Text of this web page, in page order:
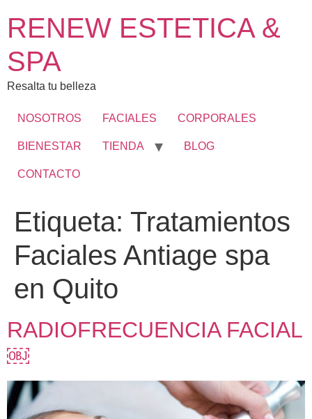
RENEW ESTETICA &
SPA
Resalta tu belleza
NOSOTROS FACIALES CORPORALES
BIENESTAR TIENDA BLOG
CONTACTO
Etiqueta: Tratamientos
Faciales Antiage spa
en Quito
RADIOFRECUENCIA FACIAL
￼